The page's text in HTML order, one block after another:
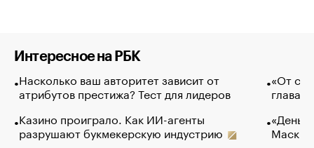
Интересное на РБК
Насколько ваш авторитет зависит от
атрибутов престижа? Тест для лидеров
Казино проиграло. Как ИИ-агенты
разрушают букмекерскую индустрию
«От
глава
Маск в